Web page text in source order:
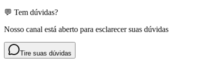
💬 Tem dúvidas?
Nosso canal está aberto para esclarecer suas dúvidas
Tire suas dúvidas